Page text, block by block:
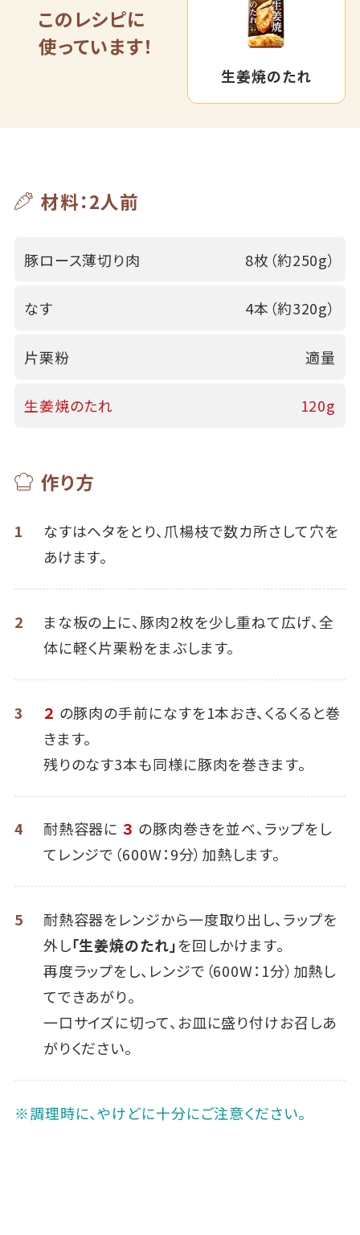
このレシピに
使っています！
生姜焼のたれ
材料：2人前
豚ロース薄切り肉 8枚（約250g）
なす 4本（約320g）
片栗粉 適量
生姜焼のたれ 120g
作り方
1
なすはヘタをとり、爪楊枝で数カ所さして穴を
あけます。
2
まな板の上に、豚肉2枚を少し重ねて広げ、全
体に軽く片栗粉をまぶします。
3 ２ の豚肉の手前になすを1本おき、くるくると巻
きます。
残りのなす3本も同様に豚肉を巻きます。
4 耐熱容器に ３ の豚肉巻きを並べ、ラップをし
てレンジで（600W：9分）加熱します。
5
耐熱容器をレンジから一度取り出し、ラップを
外し「生姜焼のたれ」を回しかけます。
再度ラップをし、レンジで（600W：1分）加熱し
てできあがり。
一口サイズに切って、お皿に盛り付けお召しあ
がりください。
※調理時に、やけどに十分にご注意ください。